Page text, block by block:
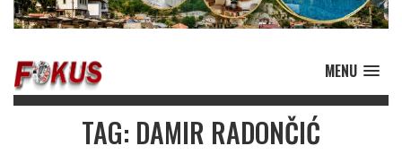
MENU
TAG: DAMIR RADONČIĆ